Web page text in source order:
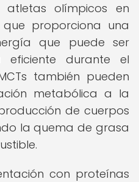
olímpicos en
proporciona una
que puede ser
eficiente durante el
también pueden
metabólica a la
de cuerpos
la quema de grasa
con proteínas